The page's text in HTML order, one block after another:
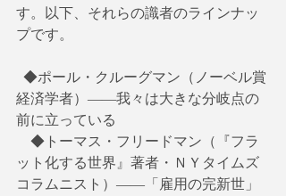
す。以下、それらの識者のラインナッ
プです。
経済学者）――我々は大きな分岐点の
前に立っている
◆トーマス・フリードマン（『フラ
ット化する世界』著者・ＮＹタイムズ
コラムニスト）――「雇用の完新世」